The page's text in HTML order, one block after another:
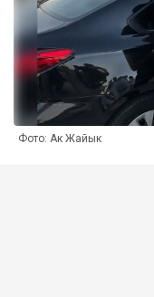
Фото: Ак Жайык